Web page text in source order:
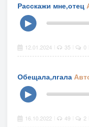
Расскажи мне,отец
▶
12.01.2024 35 0
Обещала,лгала
▶
16.10.2022 49 2